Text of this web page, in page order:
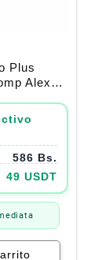
Plus
Alexa-
586 Bs.
49 USDT